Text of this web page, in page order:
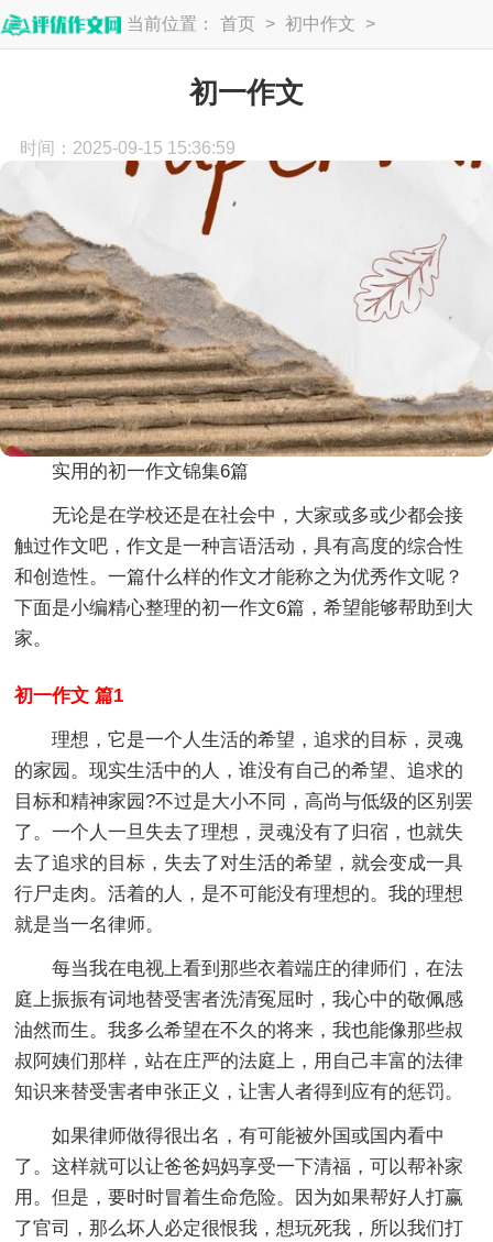
当前位置： 首页 > 初中作文 >
初一作文
时间：2025-09-15 15:36:59
实用的初一作文锦集6篇
无论是在学校还是在社会中，大家或多或少都会接
触过作文吧，作文是一种言语活动，具有高度的综合性
和创造性。一篇什么样的作文才能称之为优秀作文呢？
下面是小编精心整理的初一作文6篇，希望能够帮助到大
家。
初一作文 篇1
理想，它是一个人生活的希望，追求的目标，灵魂
的家园。现实生活中的人，谁没有自己的希望、追求的
目标和精神家园?不过是大小不同，高尚与低级的区别罢
了。一个人一旦失去了理想，灵魂没有了归宿，也就失
去了追求的目标，失去了对生活的希望，就会变成一具
行尸走肉。活着的人，是不可能没有理想的。我的理想
就是当一名律师。
每当我在电视上看到那些衣着端庄的律师们，在法
庭上振振有词地替受害者洗清冤屈时，我心中的敬佩感
油然而生。我多么希望在不久的将来，我也能像那些叔
叔阿姨们那样，站在庄严的法庭上，用自己丰富的法律
知识来替受害者申张正义，让害人者得到应有的惩罚。
如果律师做得很出名，有可能被外国或国内看中
了。这样就可以让爸爸妈妈享受一下清福，可以帮补家
用。但是，要时时冒着生命危险。因为如果帮好人打赢
了官司，那么坏人必定很恨我，想玩死我，所以我们打